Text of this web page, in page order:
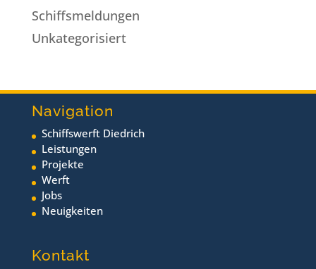
Schiffsmeldungen
Unkategorisiert
Navigation
Schiffswerft Diedrich
Leistungen
Projekte
Werft
Jobs
Neuigkeiten
Kontakt